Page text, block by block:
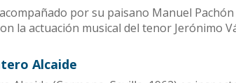
por su paisano Manuel
la actuación musical del tenor Jerónimo
Alcaide